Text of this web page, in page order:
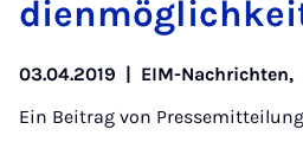
03.04.2019 | EIM-Nachrichten,
Ein Beitrag von Pressemitteilung